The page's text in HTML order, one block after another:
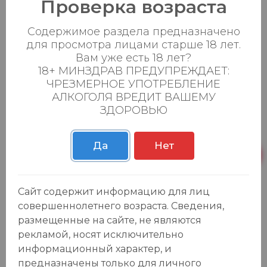
Cava и немецким Sekt. "Мартини" Асти
вин Асти.
О выдающихся качествах напитка
свидетельствует пометка на каждой
этикетке "Denominazione di Origine
Controllata e Garantita" (DOCG) — гарантия и
контроль качества по происхождению.
Королевские гербы Италии, Испании и
Португалии на этикетке свидетельствуют о
том, что это вино поставлялось ко двору этих
отказать в отличном вкусе! История Мартини
началась в XIX веке. В 1847 году в городке
Пессионе, в области Пьемонт, была
основана компания по производству вин и
ликеров.
Проверка возраста
Содержимое раздела предназначено
для просмотра лицами старше 18 лет.
Вам уже есть 18 лет?
18+ МИНЗДРАВ ПРЕДУПРЕЖДАЕТ:
ЧРЕЗМЕРНОЕ УПОТРЕБЛЕНИЕ
АЛКОГОЛЯ ВРЕДИТ ВАШЕМУ
ЗДОРОВЬЮ
Да Нет
Сайт содержит информацию для лиц
совершеннолетнего возраста. Сведения,
размещенные на сайте, не являются
рекламой, носят исключительно
информационный характер, и
предназначены только для личного